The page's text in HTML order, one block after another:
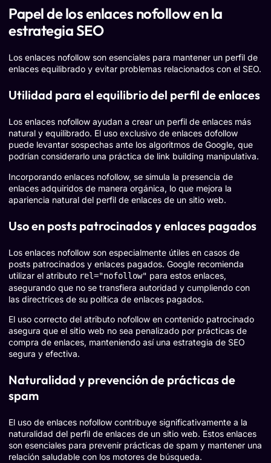
Papel de los enlaces nofollow en la
estrategia SEO
Los enlaces nofollow son esenciales para mantener un perfil de
enlaces equilibrado y evitar problemas relacionados con el SEO.
Utilidad para el equilibrio del perfil de enlaces
Los enlaces nofollow ayudan a crear un perfil de enlaces más
natural y equilibrado. El uso exclusivo de enlaces dofollow
puede levantar sospechas ante los algoritmos de Google, que
podrían considerarlo una práctica de link building manipulativa.
Incorporando enlaces nofollow, se simula la presencia de
enlaces adquiridos de manera orgánica, lo que mejora la
apariencia natural del perfil de enlaces de un sitio web.
Uso en posts patrocinados y enlaces pagados
Los enlaces nofollow son especialmente útiles en casos de
posts patrocinados y enlaces pagados. Google recomienda
utilizar el atributo rel="nofollow" para estos enlaces,
asegurando que no se transfiera autoridad y cumpliendo con
las directrices de su política de enlaces pagados.
El uso correcto del atributo nofollow en contenido patrocinado
asegura que el sitio web no sea penalizado por prácticas de
compra de enlaces, manteniendo así una estrategia de SEO
segura y efectiva.
Naturalidad y prevención de prácticas de
spam
El uso de enlaces nofollow contribuye significativamente a la
naturalidad del perfil de enlaces de un sitio web. Estos enlaces
son esenciales para prevenir prácticas de spam y mantener una
relación saludable con los motores de búsqueda.